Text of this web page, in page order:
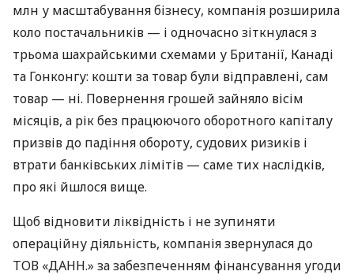
млн у масштабування бізнесу, компанія розширила
коло постачальників — і одночасно зіткнулася з
трьома шахрайськими схемами у Британії, Канаді
та Гонконгу: кошти за товар були відправлені, сам
товар — ні. Повернення грошей зайняло вісім
місяців, а рік без працюючого оборотного капіталу
призвів до падіння обороту, судових ризиків і
втрати банківських лімітів — саме тих наслідків,
про які йшлося вище.
Щоб відновити ліквідність і не зупиняти
операційну діяльність, компанія звернулася до
ТОВ «ДАНН.» за забезпеченням фінансування угоди